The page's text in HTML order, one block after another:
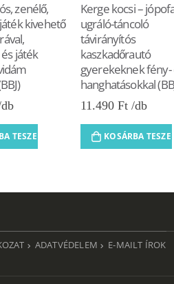
zenélő,
kivehető
játék
TESZEM
Kerge kocsi –
ugráló-táncoló
távirányítós
kaszkadőrautó
gyerekeknek fény-
hanghatásokkal
11.490 Ft
KOSÁRBA TESZEM
ADATVÉDELEM E-MAILT ÍROK